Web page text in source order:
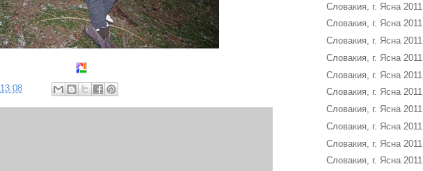
13:08
Словакия, г. Ясна 2011
Словакия, г. Ясна 2011
Словакия, г. Ясна 2011
Словакия, г. Ясна 2011
Словакия, г. Ясна 2011
Словакия, г. Ясна 2011
Словакия, г. Ясна 2011
Словакия, г. Ясна 2011
Словакия, г. Ясна 2011
Словакия, г. Ясна 2011